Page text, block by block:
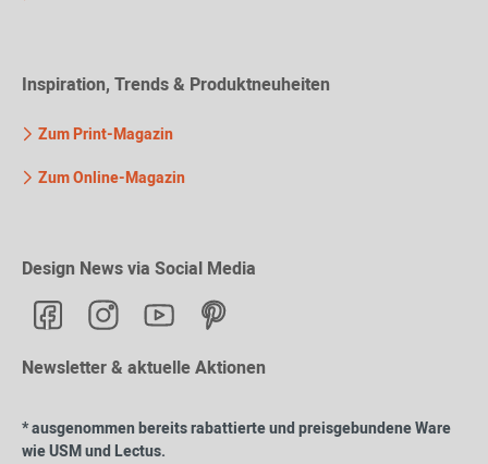
Inspiration, Trends & Produktneuheiten
Zum Print-Magazin
Zum Online-Magazin
Design News via Social Media
Newsletter & aktuelle Aktionen
* ausgenommen bereits rabattierte und preisgebundene Ware
wie USM und Lectus.